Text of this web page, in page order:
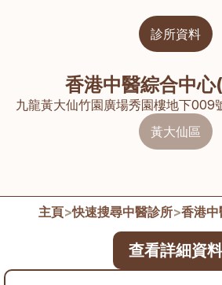
診所資料
香港中醫綜合中心
九龍黃大仙竹園廣場秀園樓地下009
黃大仙區
查看詳細資料
主頁>快速搜尋中醫診所>香港